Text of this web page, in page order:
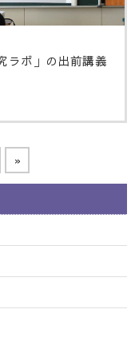
ラボ」の出前講義
»